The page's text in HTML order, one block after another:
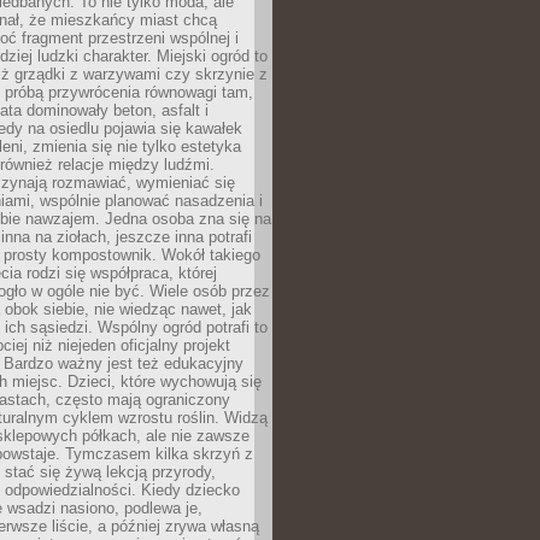
że mieszkańcy miast chcą
fragment przestrzeni wspólnej i
ludzki charakter. Miejski ogród to
grządki z warzywami czy skrzynie z
próbą przywrócenia równowagi tam,
dominowały beton, asfalt i
na osiedlu pojawia się kawałek
zmienia się nie tylko estetyka
relacje między ludźmi.
rozmawiać, wymieniać się
wspólnie planować nasadzenia i
nawzajem. Jedna osoba zna się na
na ziołach, jeszcze inna potrafi
kompostownik. Wokół takiego
rodzi się współpraca, której
w ogóle nie być. Wiele osób przez
siebie, nie wiedząc nawet, jak
ich sąsiedzi. Wspólny ogród potrafi to
niż niejeden oficjalny projekt
ważny jest też edukacyjny
miejsc. Dzieci, które wychowują się
często mają ograniczony
cyklem wzrostu roślin. Widzą
półkach, ale nie zawsze
Tymczasem kilka skrzyń z
się żywą lekcją przyrody,
Kiedy dziecko
wsadzi nasiono, podlewa je,
liście, a później zrywa własną